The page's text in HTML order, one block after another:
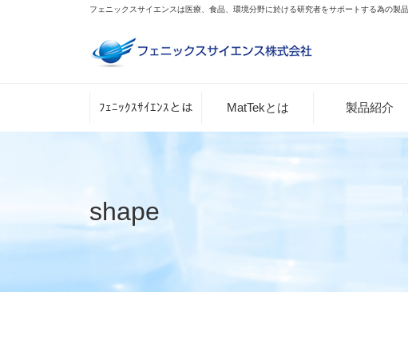
フェニックスサイエンスは医療、食品、環境分野に於ける研究者をサポートする為の製
ﾌｪﾆｯｸｽｻｲｴﾝｽとは MatTekとは 製品紹介
shape